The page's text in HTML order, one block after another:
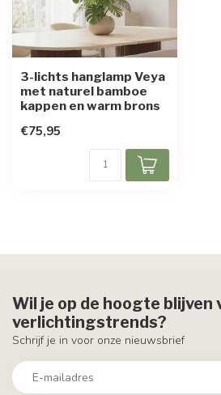
3-lichts hanglamp Veya
met naturel bamboe
kappen en warm brons
€75,95
Wil je op de hoogte blijven
verlichtingstrends?
Schrijf je in voor onze nieuwsbrief